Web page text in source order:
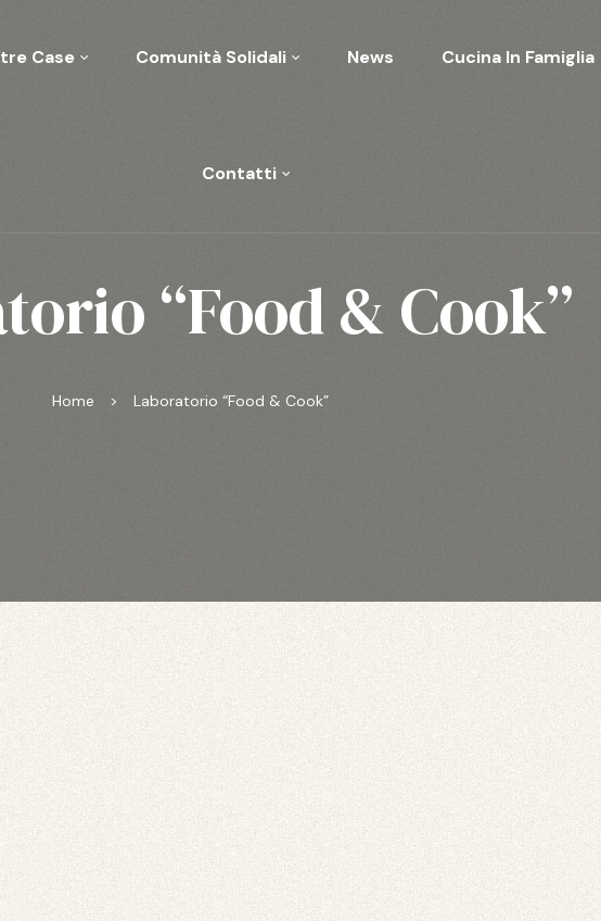
Case Comunità Solidali News Cucina In Famiglia
Contatti
“Food & Cook”
Home > Laboratorio “Food & Cook”